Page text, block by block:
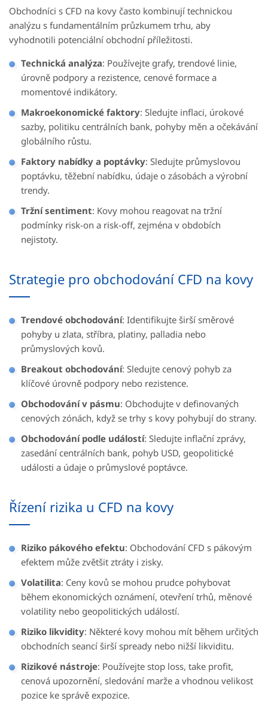
Obchodníci s CFD na kovy často kombinují technickou
analýzu s fundamentálním průzkumem trhu, aby
vyhodnotili potenciální obchodní příležitosti.
Technická analýza: Používejte grafy, trendové linie,
úrovně podpory a rezistence, cenové formace a
momentové indikátory.
Makroekonomické faktory: Sledujte inflaci, úrokové
sazby, politiku centrálních bank, pohyby měn a očekávání
globálního růstu.
Faktory nabídky a poptávky: Sledujte průmyslovou
poptávku, těžební nabídku, údaje o zásobách a výrobní
trendy.
Tržní sentiment: Kovy mohou reagovat na tržní
podmínky risk-on a risk-off, zejména v obdobích
nejistoty.
Strategie pro obchodování CFD na kovy
Trendové obchodování: Identifikujte širší směrové
pohyby u zlata, stříbra, platiny, palladia nebo
průmyslových kovů.
Breakout obchodování: Sledujte cenový pohyb za
klíčové úrovně podpory nebo rezistence.
Obchodování v pásmu: Obchodujte v definovaných
cenových zónách, když se trhy s kovy pohybují do strany.
Obchodování podle událostí: Sledujte inflační zprávy,
zasedání centrálních bank, pohyb USD, geopolitické
události a údaje o průmyslové poptávce.
Řízení rizika u CFD na kovy
Riziko pákového efektu: Obchodování CFD s pákovým
efektem může zvětšit ztráty i zisky.
Volatilita: Ceny kovů se mohou prudce pohybovat
během ekonomických oznámení, otevření trhů, měnové
volatility nebo geopolitických událostí.
Riziko likvidity: Některé kovy mohou mít během určitých
obchodních seancí širší spready nebo nižší likviditu.
Rizikové nástroje: Používejte stop loss, take profit,
cenová upozornění, sledování marže a vhodnou velikost
pozice ke správě expozice.